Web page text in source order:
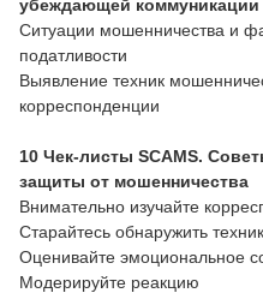
убеждающей коммуникации
Ситуации мошенничества и
податливости
Выявление техник
корреспонденции
10 Чек-листы SCAMS.
защиты от мошенничества
Внимательно изучайте
Старайтесь обнаружить
Оценивайте эмоциональное
Модерируйте реакцию